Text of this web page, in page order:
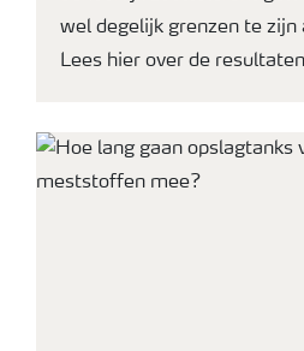
wel degelijk grenzen te zijn
Lees hier over de